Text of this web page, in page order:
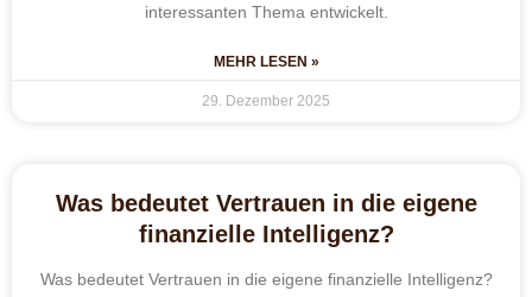
interessanten Thema entwickelt.
MEHR LESEN »
29. Dezember 2025
Was bedeutet Vertrauen in die eigene
finanzielle Intelligenz?
Was bedeutet Vertrauen in die eigene finanzielle Intelligenz?